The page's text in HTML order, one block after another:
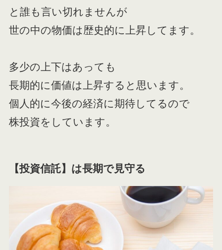
と誰も言い切れませんが
世の中の物価は歴史的に上昇してます。
多少の上下はあっても
長期的に価値は上昇すると思います。
個人的に今後の経済に期待してるので
株投資をしています。
【投資信託】は長期で見守る